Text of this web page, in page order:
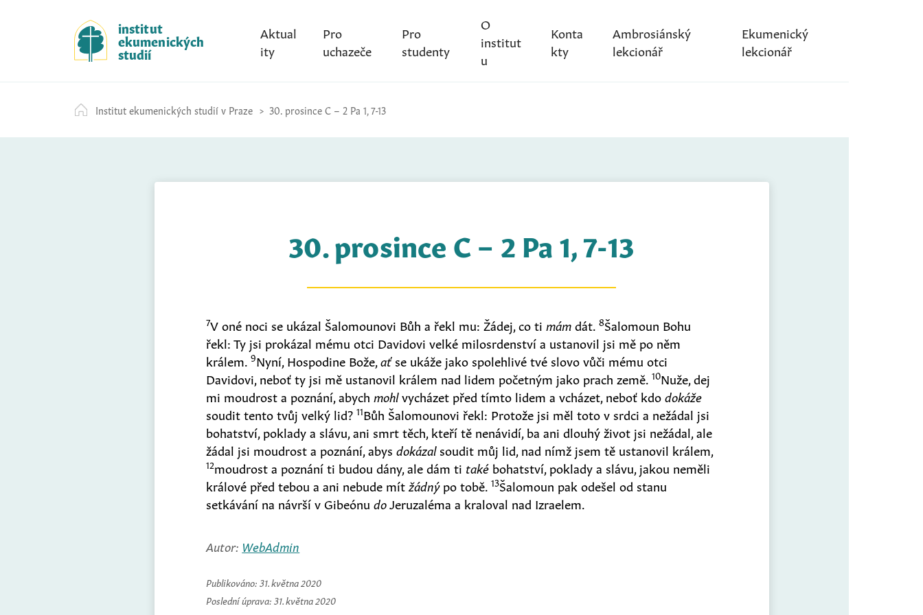
k
i
p
t
c
o
institut
ekumenických
studií
Aktual
ity
Pro
uchazeče
Pro
studenty
O
institut
u
Konta
kty
Ambrosiánský
lekcionář
Ekumenický
lekcionář
Institut ekumenických studií v Praze 30. prosince C – 2 Pa 1, 7-13
30. prosince C – 2 Pa 1, 7-13
7V oné noci se ukázal Šalomounovi Bůh a řekl mu: Žádej, co ti mámdát.8Šalomoun Bohu
řekl: Ty jsi prokázal mému otci Davidovi velké milosrdenství a ustanovil jsi mě po něm
králem.9Nyní, Hospodine Bože,aťse ukáže jako spolehlivé tvé slovo vůči mému otci
Davidovi, neboť ty jsi mě ustanovil králem nad lidem početným jako prach země.10Nuže, dej
mi moudrost a poznání, abych mohlvycházet před tímto lidem a vcházet, neboť kdodokáže
soudit tento tvůj velký lid?11Bůh Šalomounovi řekl: Protože jsi měl toto v srdci a nežádal jsi
bohatství, poklady a slávu, ani smrt těch, kteří tě nenávidí, ba ani dlouhý život jsi nežádal, ale
žádal jsi moudrost a poznání, abysdokázalsoudit můj lid, nad nímž jsem tě ustanovil králem,
12moudrost a poznání ti budou dány, ale dám ti také bohatství, poklady a slávu, jakou neměli
králové před tebou a ani nebude mít žádnýpo tobě.13Šalomoun pak odešel od stanu
setkávání na návrší v GibeónudoJeruzaléma a kraloval nad Izraelem.
Autor: WebAdmin
Publikováno: 31. května 2020
Poslední úprava: 31. května 2020